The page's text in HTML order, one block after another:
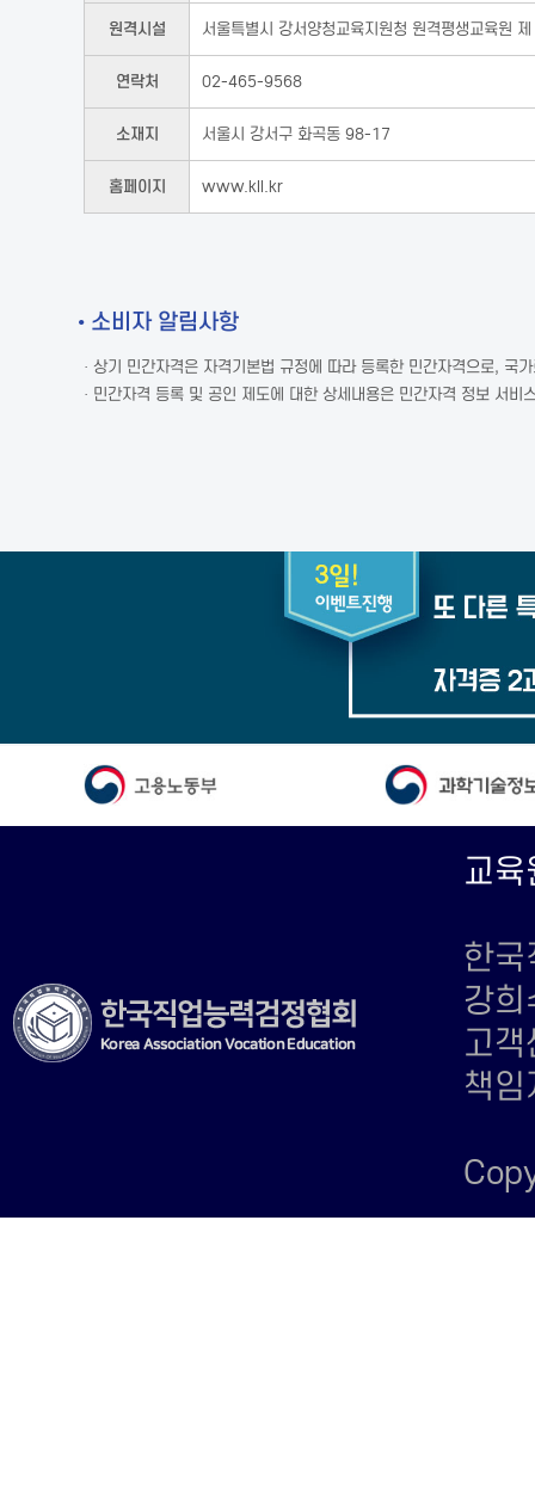
원격시설 서울특별시 강서양청교육지원청 원격평생교육원
연락처 02-465-9568
소재지 서울시 강서구 화곡동 98-17
홈페이지 www.kll.kr
• 소비자 알림사항
· 상기 민간자격은 자격기본법 규정에 따라 등록한 민간자격으로, 국
· 민간자격 등록 및 공인 제도에 대한 상세내용은 민간자격 정보 서
교
한
강
고
책